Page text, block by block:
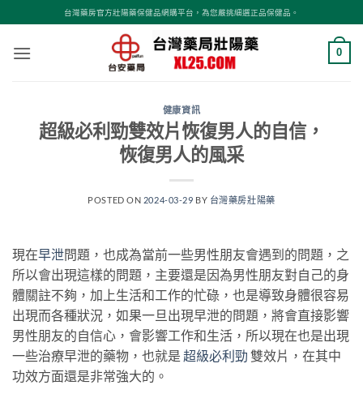
轉
台灣藥房官方壯陽藥保健品網購平台，為您嚴挑細選正品保健品。
0
健康資訊
超級必利勁雙效片恢復男人的自信，
恢復男人的風采
POSTED ON 2024-03-29 BY 台灣藥房壯陽藥
現在早泄問題，也成為當前一些男性朋友會遇到的問題，之
所以會出現這樣的問題，主要還是因為男性朋友對自己的身
體關註不夠，加上生活和工作的忙碌，也是導致身體很容易
出現而各種狀況，如果一旦出現早泄的問題，將會直接影響
男性朋友的自信心，會影響工作和生活，所以現在也是出現
一些治療早泄的藥物，也就是 超級必利勁 雙效片，在其中
功效方面還是非常強大的。